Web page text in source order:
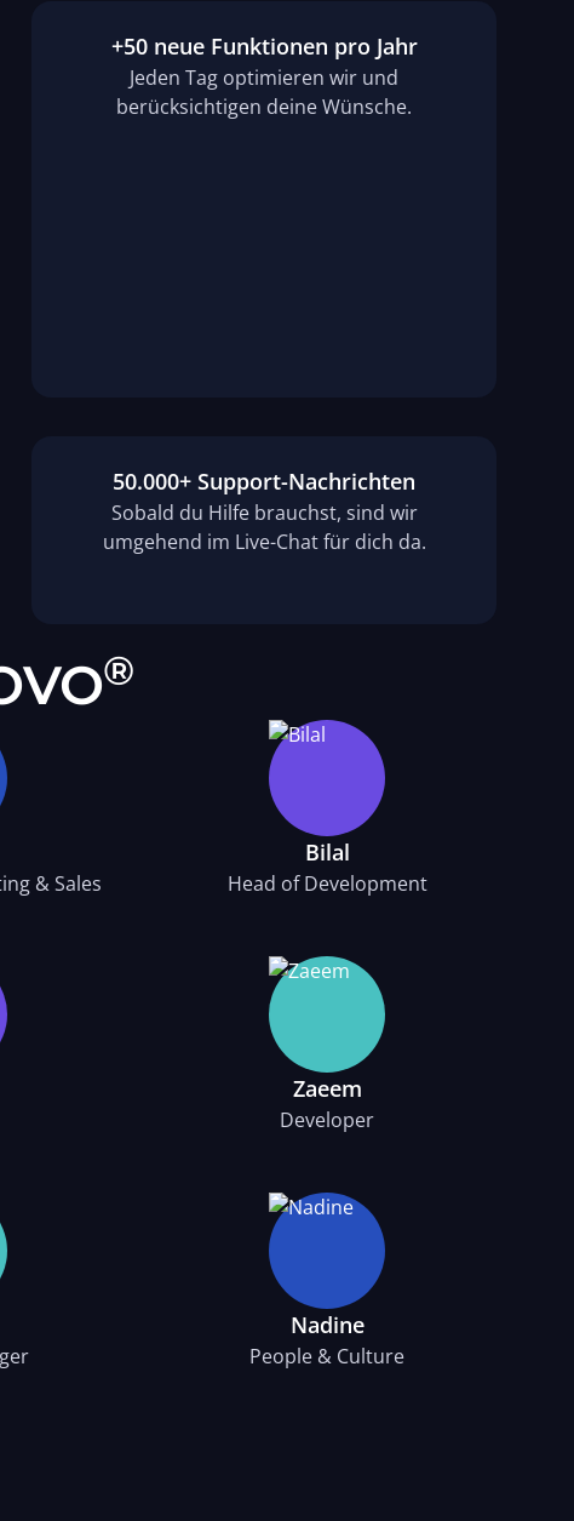
+50 neue Funktionen pro Jahr
Jeden Tag optimieren wir und
berücksichtigen deine Wünsche.
50.000+ Support-Nachrichten
Sobald du Hilfe brauchst, sind wir
umgehend im Live-Chat für dich da.
®
& Sales
Bilal
Head of Development
Zaeem
Developer
Nadine
People & Culture